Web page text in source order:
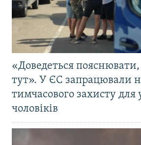
«Доведеться
тут». У ЄС запрацювали
тимчасового захисту для
чоловіків